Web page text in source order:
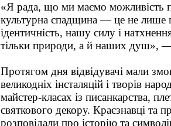
«Я рада, що ми маємо можливість
культурна спадщина — це не
ідентичність, нашу силу і
тільки природи, а й наших душ», —
Протягом дня відвідувачі мали
великодніх інсталяцій і творів
майстер-класах із писанкарства,
святкового декору. Краєзнавці та
розповідали про історію та